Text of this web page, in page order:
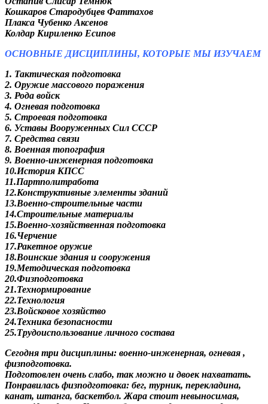
Кошкаров Стародубцев Фаттахов
Плакса Чубенко Аксенов
Колдар Кириленко Есипов
ОСНОВНЫЕ ДИСЦИПЛИНЫ, КОТОРЫЕ МЫ ИЗУЧАЕМ
1. Тактическая подготовка
2. Оружие массового поражения
3. Рода войск
4. Огневая подготовка
5. Строевая подготовка
6. Уставы Вооруженных Сил СССР
7. Средства связи
8. Военная топография
9. Военно-инженерная подготовка
10.История КПСС
11.Партполитработа
12.Конструктивные элементы зданий
13.Военно-строительные части
14.Строительные материалы
15.Военно-хозяйственная подготовка
16.Черчение
17.Ракетное оружие
18.Воинские здания и сооружения
19.Методическая подготовка
20.Физподготовка
21.Технормирование
22.Технология
23.Войсковое хозяйство
24.Техника безопасности
25.Трудоиспользование личного состава
Сегодня три дисциплины: военно-инженерная, огневая ,
физподготовка.
Подготовлен очень слабо, так можно и двоек нахватать.
Понравилась физподготовка: бег, турник, перекладина,
канат, штанга, баскетбол. Жара стоит невыносимая,